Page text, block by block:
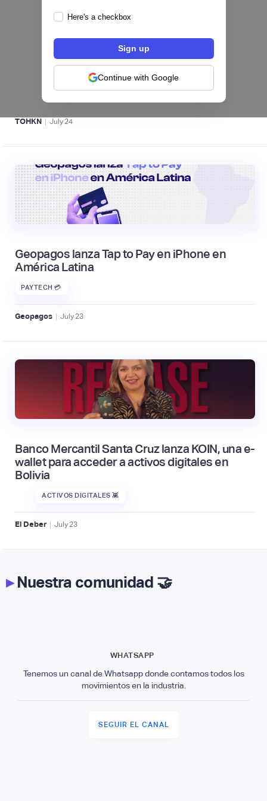
Here's a checkbox
Continue with Google
Fintech salvadoreña TOHKN lanza plataforma
para invertir desde US$10 en acciones de EE.
UU. y criptomonedas
ACTIVOS DIGITALES 👾
TOHKN | July 24
Geopagos lanza Tap to Pay en iPhone en
América Latina
PAYTECH 💳
Geopagos | July 23
Banco Mercantil Santa Cruz lanza KOIN, una e-
wallet para acceder a activos digitales en
Bolivia
ACTIVOS DIGITALES 👾
El Deber | July 23
▸Nuestra comunidad 🤝
WHATSAPP
Tenemos un canal de Whatsapp donde contamos todos los
movimientos en la industria.
SEGUIR EL CANAL